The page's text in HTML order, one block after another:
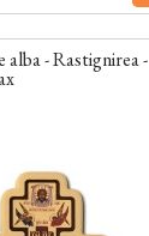
- Rastignirea -